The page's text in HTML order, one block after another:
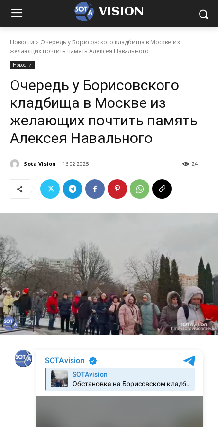
VISION
Новости
Очередь у Борисовского кладбища в Москве из
желающих почтить память Алексея Навального
Новости
Очередь у Борисовского
кладбища в Москве из
желающих почтить память
Алексея Навального
Sota Vision 16.02.2025 24